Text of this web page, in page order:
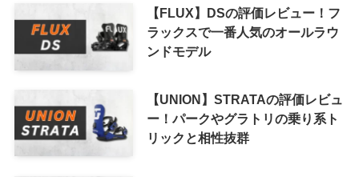
【FLUX】DSの評価レビュー！フ
ラックスで一番人気のオールラウ
ンドモデル
【UNION】STRATAの評価レビュ
ー！パークやグラトリの乗り系ト
リックと相性抜群